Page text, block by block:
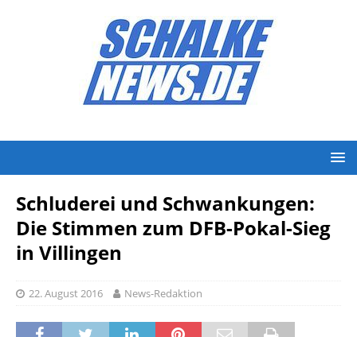
Schluderei und Schwankungen:
Die Stimmen zum DFB-Pokal-Sieg
in Villingen
22. August 2016 News-Redaktion